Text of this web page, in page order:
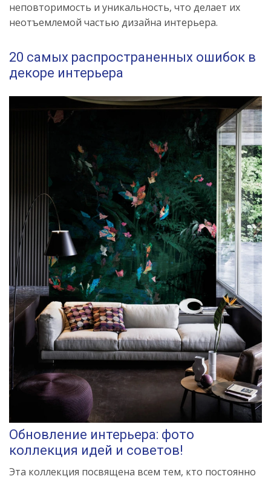
неповторимость и уникальность, что делает их
неотъемлемой частью дизайна интерьера.
20 самых распространенных ошибок в
декоре интерьера
Обновление интерьера: фото
коллекция идей и советов!
Эта коллекция посвящена всем тем, кто постоянно